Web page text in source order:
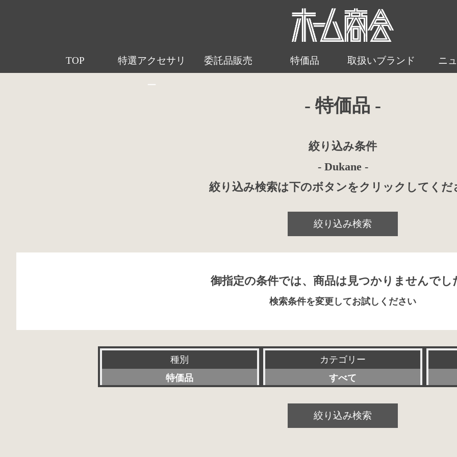
TOP 特選アクセサリ
ー
委託品販売 特価品 取扱いブランド ニ
- 特価品 -
絞り込み条件
- Dukane -
絞り込み検索は下のボタンをクリックしてくだ
絞り込み検索
御指定の条件では、商品は見つかりませんでし
検索条件を変更してお試しください
種別
特価品
カテゴリー
すべて
パワーアンプ
絞り込み検索